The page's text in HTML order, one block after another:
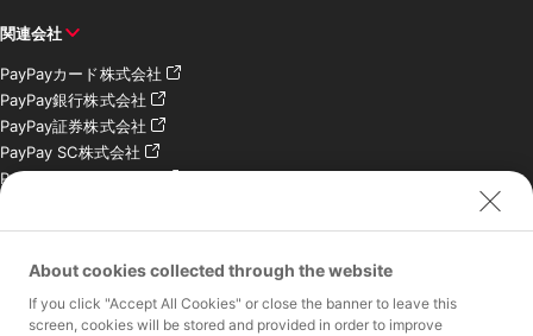
関連会社
PayPayカード株式会社
PayPay銀行株式会社
PayPay証券株式会社
PayPay SC株式会社
PayPay India Pvt. Ltd.
会社
お問い合わせ
加盟店様専用お問い合わ
About cookies collected through the website
If you click "Accept All Cookies" or close the banner to leave this
screen, cookies will be stored and provided in order to improve